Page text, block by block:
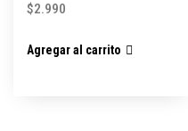
$2.990
Agregar al carrito